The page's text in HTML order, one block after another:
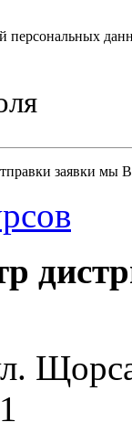
персональных
заявки мы